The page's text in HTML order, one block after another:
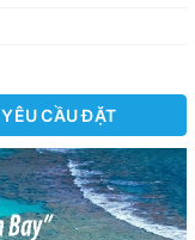
YÊU CẦU ĐẶT